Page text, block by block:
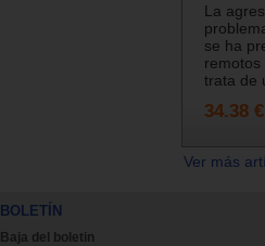
La
se ha
remotos
trata de
34.38 €
Ver más
BOLETÍN
Baja del boletin